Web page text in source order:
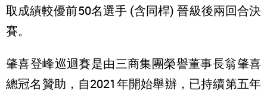
取成績較優前50名選手 (含同桿) 晉級後兩回合決
賽。
肇喜登峰巡迴賽是由三商集團榮譽董事長翁肇喜
總冠名贊助，自2021年開始舉辦，已持續第五年